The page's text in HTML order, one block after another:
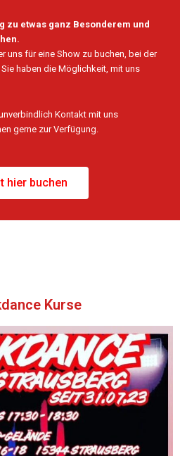
zu etwas ganz Besonderem und
uns für eine Show zu buchen, bei der
haben die Möglichkeit, mit uns
Kontakt mit uns
gerne zur Verfügung.
hier buchen
Kurse